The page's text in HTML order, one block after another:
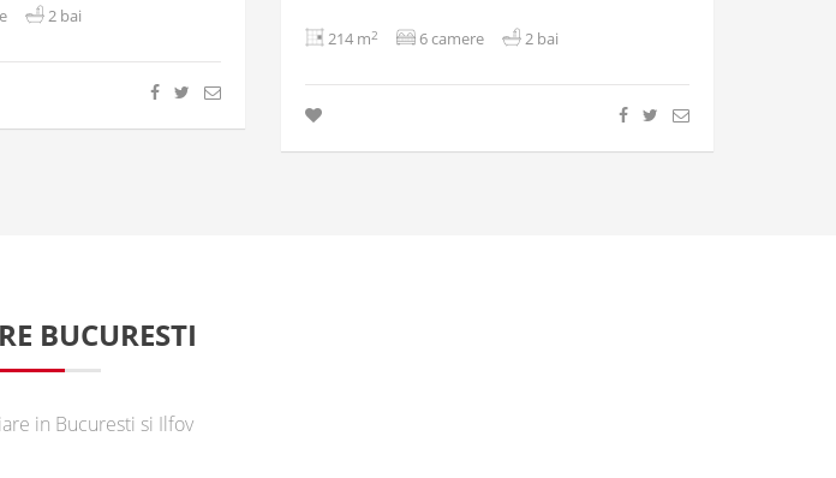
2 bai
214 m2 6 camere 2 bai
BUCURESTI
in Bucuresti si Ilfov